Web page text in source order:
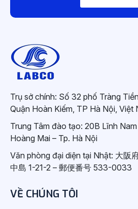
Trụ sở chính: Số 32 phố Tràng
Quận Hoàn Kiếm, TP Hà Nội, Việt
Trung Tâm đào tạo: 20B Lĩnh
Hoàng Mai – Tp. Hà Nội
Văn phòng đại diện tại Nhật: 大阪
中島 1-21-2 – 郵便番号 533-0033
VỀ CHÚNG TÔI